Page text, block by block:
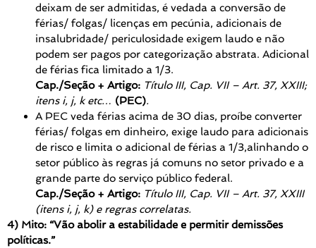
deixam de ser admitidas, é vedada a conversão de
férias/ folgas/ licenças em pecúnia, adicionais de
insalubridade/ periculosidade exigem laudo e não
podem ser pagos por categorização abstrata. Adicional
de férias fica limitado a 1/3.
Cap./Seção + Artigo: Título III, Cap. VII – Art. 37, XXIII;
itens i, j, k etc… (PEC).
A PEC veda férias acima de 30 dias, proíbe converter
férias/ folgas em dinheiro, exige laudo para adicionais
de risco e limita o adicional de férias a 1/3,alinhando o
setor público às regras já comuns no setor privado e a
grande parte do serviço público federal.
Cap./Seção + Artigo: Título III, Cap. VII – Art. 37, XXIII
(itens i, j, k) e regras correlatas.
4) Mito: “Vão abolir a estabilidade e permitir demissões
políticas.”